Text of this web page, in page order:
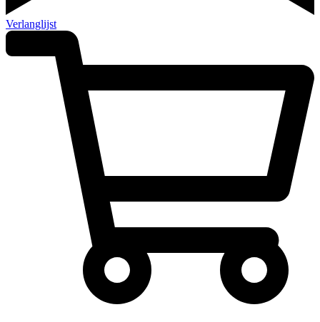
Verlanglijst